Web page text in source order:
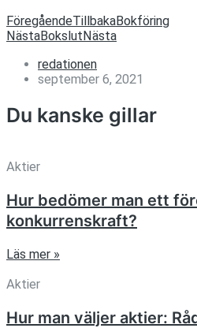
FöregåendeTillbakaBokföring
NästaBokslutNästa
redationen
september 6, 2021
Du kanske gillar
Aktier
Hur bedömer man ett
konkurrenskraft?
Läs mer »
Aktier
Hur man väljer aktier: